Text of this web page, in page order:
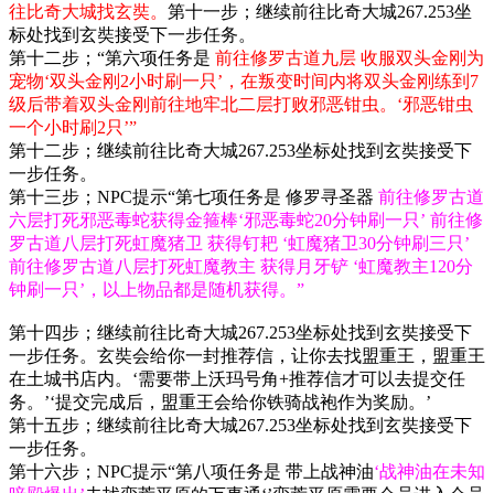
往比奇大城找玄奘。 第十一步；继续前往比奇大城267.253坐
标处找到玄奘接受下一步任务。
第十二步；“第六项任务是 前往修罗古道九层 收服双头金刚为
宠物‘双头金刚2小时刷一只’，在叛变时间内将双头金刚练到7
级后带着双头金刚前往地牢北二层打败邪恶钳虫。‘邪恶钳虫
一个小时刷2只’”
第十二步；继续前往比奇大城267.253坐标处找到玄奘接受下
一步任务。
第十三步；NPC提示“第七项任务是 修罗寻圣器 前往修罗古道
六层打死邪恶毒蛇获得金箍棒‘邪恶毒蛇20分钟刷一只’ 前往修
罗古道八层打死虹魔猪卫 获得钉耙 ‘虹魔猪卫30分钟刷三只’
前往修罗古道八层打死虹魔教主 获得月牙铲 ‘虹魔教主120分
钟刷一只’，以上物品都是随机获得。”
第十四步；继续前往比奇大城267.253坐标处找到玄奘接受下
一步任务。玄奘会给你一封推荐信，让你去找盟重王，盟重王
在土城书店内。‘需要带上沃玛号角+推荐信才可以去提交任
务。’‘提交完成后，盟重王会给你铁骑战袍作为奖励。’
第十五步；继续前往比奇大城267.253坐标处找到玄奘接受下
一步任务。
第十六步；NPC提示“第八项任务是 带上战神油‘战神油在未知